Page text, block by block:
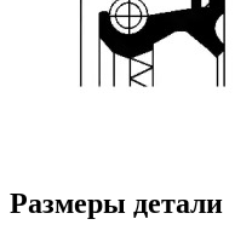
Размеры детали